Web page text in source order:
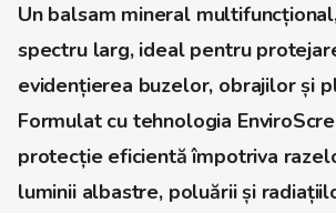
Un balsam mineral
spectru larg, ideal pentru
evidențierea buzelor, obrajilor și
Formulat cu tehnologia
protecție eficientă împotriva
luminii albastre, poluării și